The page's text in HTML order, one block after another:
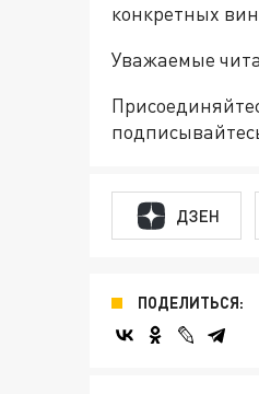
конкретных
Уважаемые
ДЗЕН
ПОДЕЛИТЬСЯ: